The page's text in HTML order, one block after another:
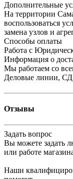
Дополнительные
На территории
воспользоваться
замена узлов и
Способы оплаты
Работа с
Информация о
Мы работаем со
Деловые линии,
Отзывы
Задать вопрос
Вы можете задать
или работе
Наши